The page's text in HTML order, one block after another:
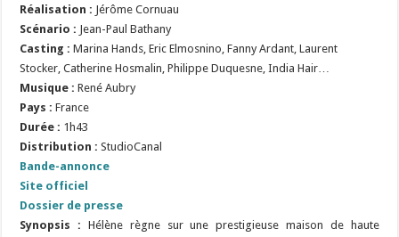
Réalisation : Jérôme Cornuau
Scénario : Jean-Paul Bathany
Casting :Marina Hands, Eric Elmosnino, Fanny Ardant, Laurent
Stocker, Catherine Hosmalin, Philippe Duquesne, India Hair…
Musique : René Aubry
Pays : France
Durée : 1h43
Distribution : StudioCanal
Bande-annonce
Site officiel
Dossier de presse
Synopsis : Hélène règne sur une prestigieuse maison de haute